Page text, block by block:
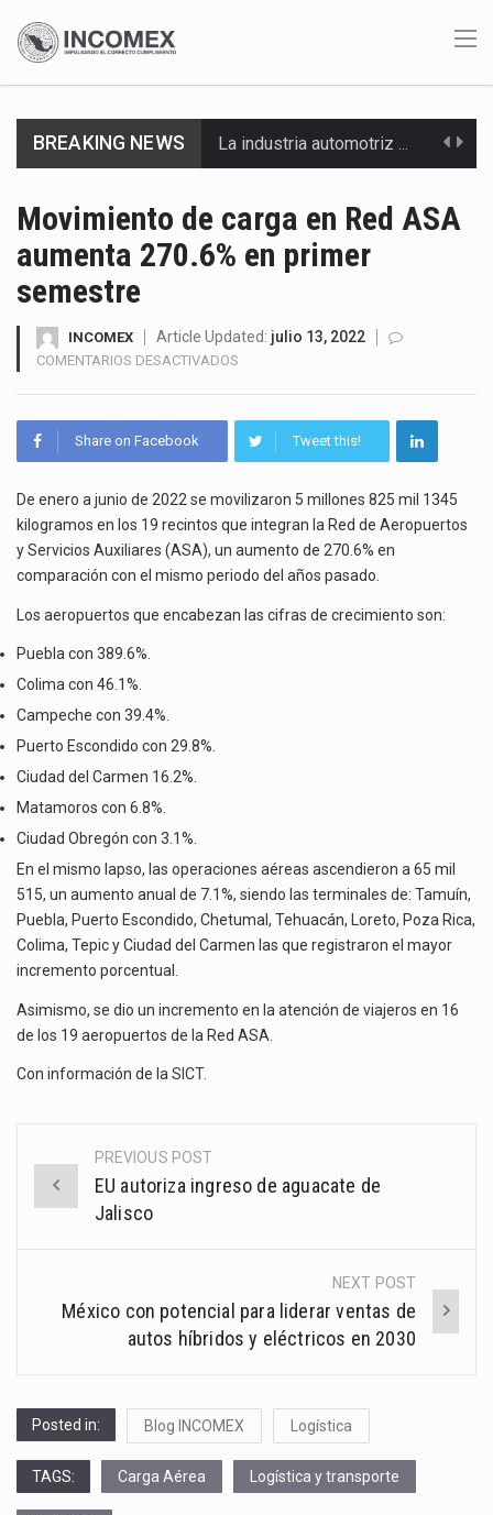
BREAKING NEWS
Las métricas tradicionales de los parques industriales —absorción, ocupación y metros cuadrados desarrollados— resultan insuficientes…
El superávit comercial de México con Estados Unidos alcanzó 102,581 millones de dólares (mdd) en…
El Tribunal Federal de Justicia Administrativa (TFJA), a través de su Segunda Sala Regional en…
Movimiento de carga en Red ASA
aumenta 270.6% en primer
semestre
INCOMEX Article Updated: julio 13, 2022
COMENTARIOS DESACTIVADOS
CARGA
EN
ASA
AUMENTA
270.6%
EN
SEMESTRE
Share on Facebook Tweet this!
De enero a junio de 2022 se movilizaron 5 millones 825 mil 1345
kilogramos en los 19 recintos que integran la Red de Aeropuertos
y Servicios Auxiliares (ASA), un aumento de 270.6% en
comparación con el mismo periodo del años pasado.
Los aeropuertos que encabezan las cifras de crecimiento son:
Puebla con 389.6%.
Colima con 46.1%.
Campeche con 39.4%.
Puerto Escondido con 29.8%.
Ciudad del Carmen 16.2%.
Matamoros con 6.8%.
Ciudad Obregón con 3.1%.
En el mismo lapso, las operaciones aéreas ascendieron a 65 mil
515, un aumento anual de 7.1%, siendo las terminales de: Tamuín,
Puebla, Puerto Escondido, Chetumal, Tehuacán, Loreto, Poza Rica,
Colima, Tepic y Ciudad del Carmen las que registraron el mayor
incremento porcentual.
Asimismo, se dio un incremento en la atención de viajeros en 16
de los 19 aeropuertos de la Red ASA.
Con información de laSICT.
Post
navigation
PREVIOUS POST
EU autoriza ingreso de aguacate de
Jalisco
NEXT POST
México con potencial para liderar ventas de
autos híbridos y eléctricos en 2030
Posted in: Blog INCOMEX Logística
TAGS: Carga Aérea Logística y transporte